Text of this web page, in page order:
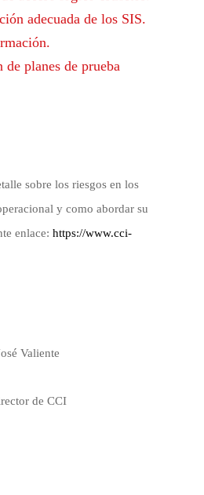
adecuada de los SIS.
planes de prueba
sobre los riesgos en los
y como abordar su
enlace: https://www.cci-
Valiente
de CCI